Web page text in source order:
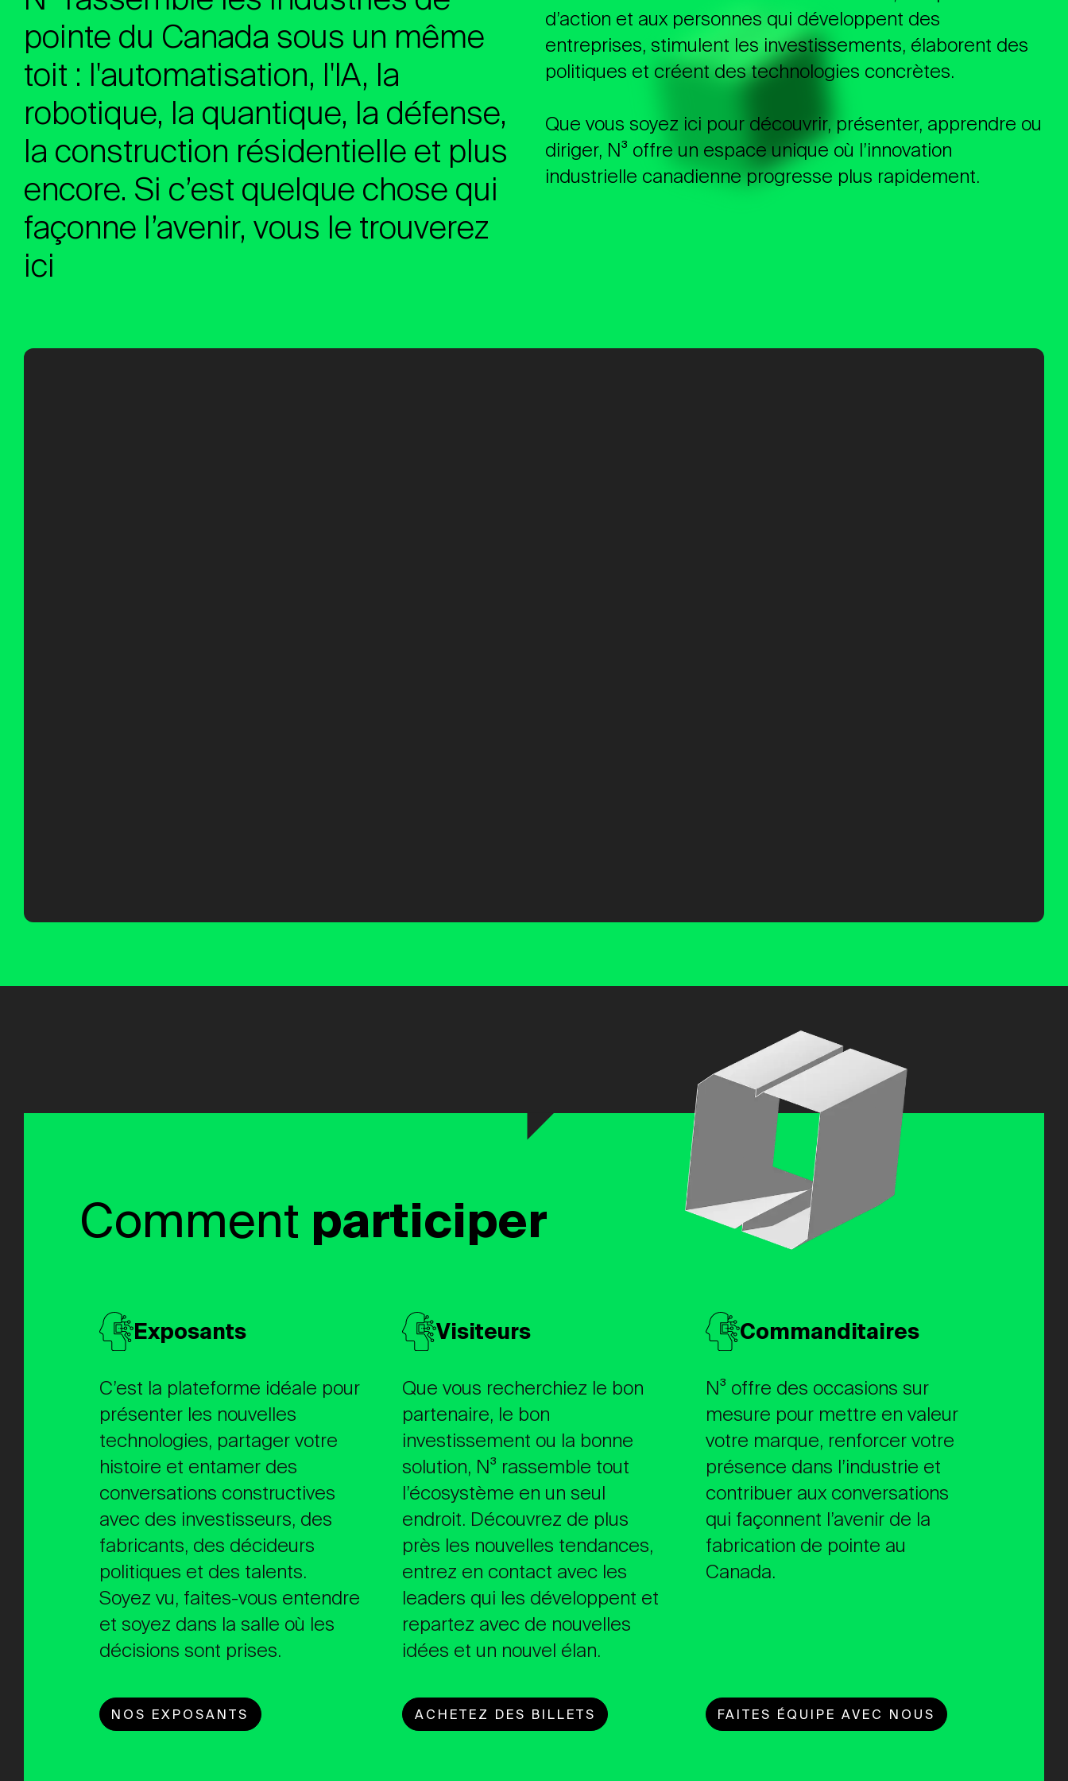
NOUVEAU. MAINTENANT. PROCHAINEMENT.
NOUVEAU. MAINTENANT. PROCHAINEMENT.
NOUVEAU. MAINTENANT. PROCHAINEMENT.
pointe du Canada sous un même
toit : l'automatisation, l'IA, la
robotique, la quantique, la défense,
la construction résidentielle et plus
encore. Si c’est quelque chose qui
façonne l’avenir, vous le trouverez
ici
d’action et aux personnes qui développent des
entreprises, stimulent les investissements, élaborent des
politiques et créent des technologies concrètes.
Que vous soyez ici pour découvrir, présenter, apprendre ou
diriger, N³ offre un espace unique où l’innovation
industrielle canadienne progresse plus rapidement.
Comment participer
Exposants
C’est la plateforme idéale pour
présenter les nouvelles
technologies, partager votre
histoire et entamer des
conversations constructives
avec des investisseurs, des
fabricants, des décideurs
politiques et des talents.
Soyez vu, faites-vous entendre
et soyez dans la salle où les
décisions sont prises.
NOS EXPOSANTS
Visiteurs
Que vous recherchiez le bon
partenaire, le bon
investissement ou la bonne
solution, N³ rassemble tout
l’écosystème en un seul
endroit. Découvrez de plus
près les nouvelles tendances,
entrez en contact avec les
leaders qui les développent et
repartez avec de nouvelles
idées et un nouvel élan.
ACHETEZ DES BILLETS
Commanditaires
N³ offre des occasions sur
mesure pour mettre en valeur
votre marque, renforcer votre
présence dans l’industrie et
contribuer aux conversations
qui façonnent l’avenir de la
fabrication de pointe au
Canada.
FAITES ÉQUIPE AVEC NOUS